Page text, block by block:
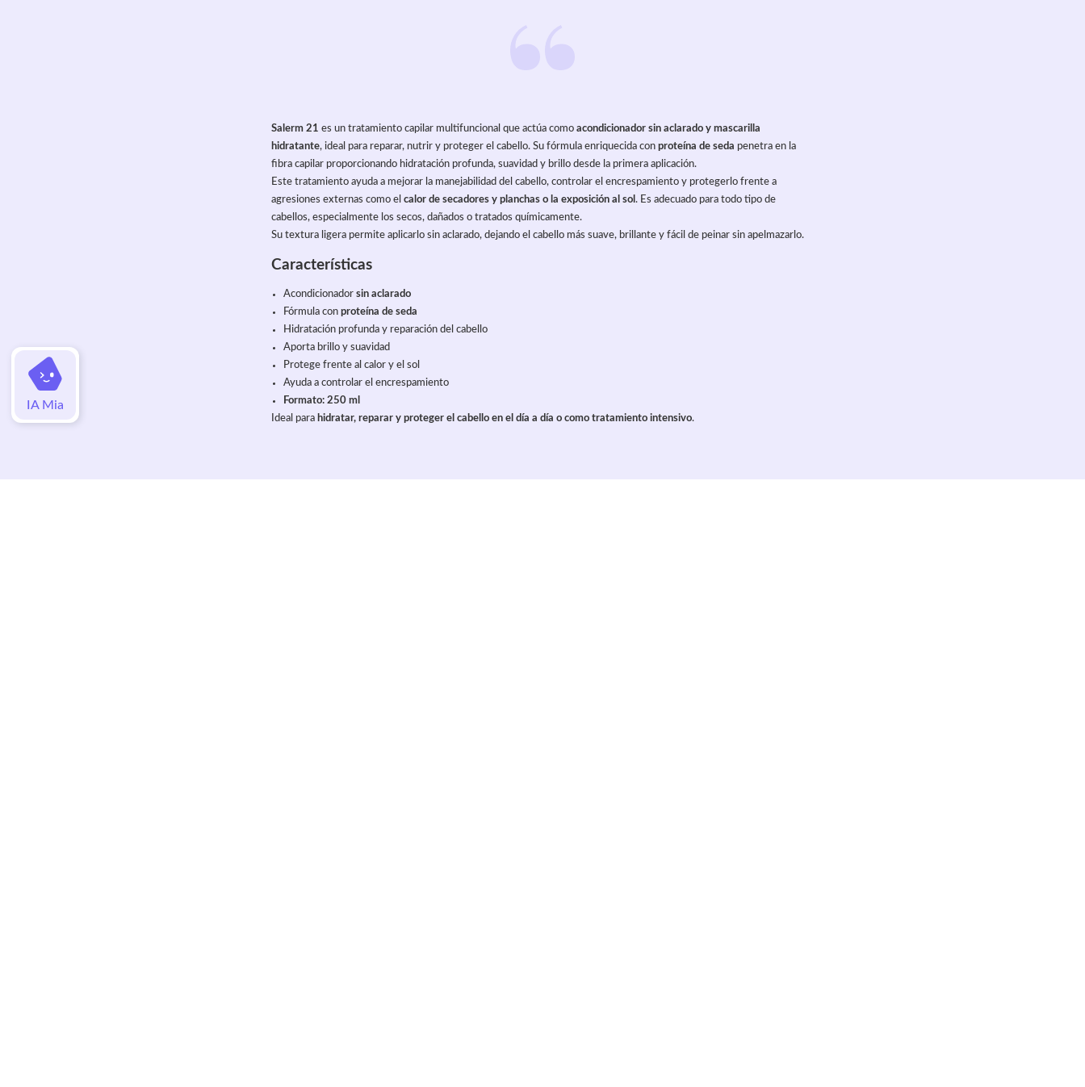
IA Mia
Salerm 21 es un tratamiento capilar multifuncional que actúa como acondicionador sin aclarado y mascarilla
hidratante, ideal para reparar, nutrir y proteger el cabello. Su fórmula enriquecida con proteína de seda penetra en la
fibra capilar proporcionando hidratación profunda, suavidad y brillo desde la primera aplicación.
Este tratamiento ayuda a mejorar la manejabilidad del cabello, controlar el encrespamiento y protegerlo frente a
agresiones externas como el calor de secadores y planchas o la exposición al sol . Es adecuado para todo tipo de
cabellos, especialmente los secos, dañados o tratados químicamente.
Su textura ligera permite aplicarlo sin aclarado, dejando el cabello más suave, brillante y fácil de peinar sin apelmazarlo.
Características
Acondicionador sin aclarado
Fórmula con proteína de seda
Hidratación profunda y reparación del cabello
Aporta brillo y suavidad
Protege frente al calor y el sol
Ayuda a controlar el encrespamiento
Formato: 250 ml
Ideal para hidratar, reparar y proteger el cabello en el día a día o como tratamiento intensivo.